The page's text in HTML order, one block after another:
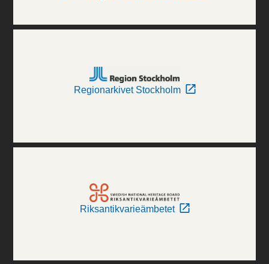
Regionarkivet Stockholm
Riksantikvarieämbetet